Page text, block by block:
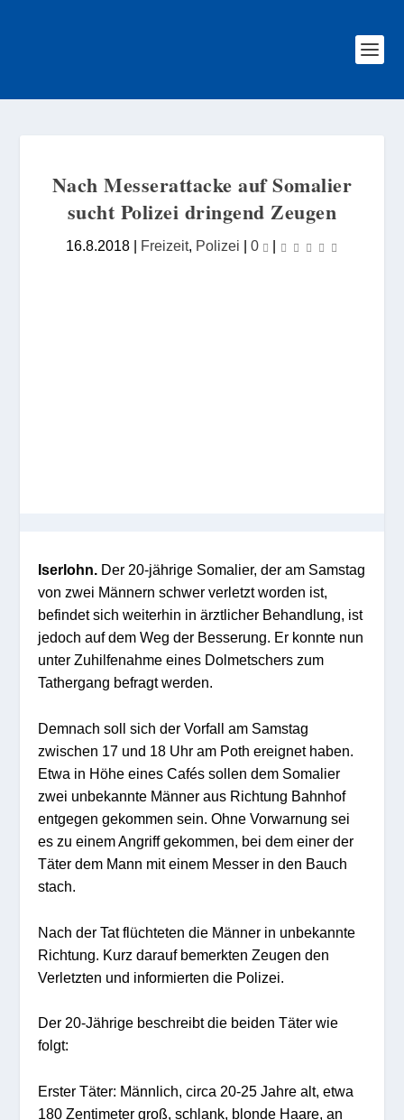
Nach Messerattacke auf Somalier
sucht Polizei dringend Zeugen
16.8.2018| Freizeit, Polizei | 0 |
Iserlohn. Der 20-jährige Somalier, der am Samstag
von zwei Männern schwer verletzt worden ist,
befindet sich weiterhin in ärztlicher Behandlung, ist
jedoch auf dem Weg der Besserung. Er konnte nun
unter Zuhilfenahme eines Dolmetschers zum
Tathergang befragt werden.
Demnach soll sich der Vorfall am Samstag
zwischen 17 und 18 Uhr am Poth ereignet haben.
Etwa in Höhe eines Cafés sollen dem Somalier
zwei unbekannte Männer aus Richtung Bahnhof
entgegen gekommen sein. Ohne Vorwarnung sei
es zu einem Angriff gekommen, bei dem einer der
Täter dem Mann mit einem Messer in den Bauch
stach.
Nach der Tat flüchteten die Männer in unbekannte
Richtung. Kurz darauf bemerkten Zeugen den
Verletzten und informierten die Polizei.
Der 20-Jährige beschreibt die beiden Täter wie
folgt:
Erster Täter: Männlich, circa 20-25 Jahre alt, etwa
180 Zentimeter groß, schlank, blonde Haare, an